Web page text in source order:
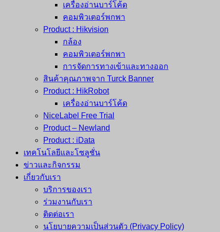
เครื่องอ่านบาร์โค้ด
คอมพิวเตอร์พกพา
Product : Hikvision
กล้อง
คอมพิวเตอร์พกพา
การจัดการทางเข้าและทางออก
สินค้าคุณภาพจาก Turck Banner
Product : HikRobot
เครื่องอ่านบาร์โค้ด
NiceLabel Free Trial
Product – Newland
Product : iData
เทคโนโลยีและโซลูชั่น
ข่าวและกิจกรรม
เกี่ยวกับเรา
บริการของเรา
ร่วมงานกับเรา
ติดต่อเรา
นโยบายความเป็นส่วนตัว (Privacy Policy)